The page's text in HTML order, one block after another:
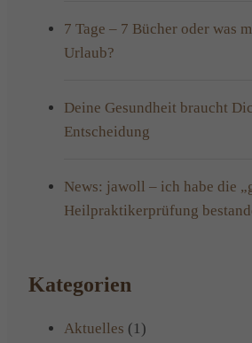
7 Tage – 7 Bücher oder was
Urlaub?
Deine Gesundheit braucht
Entscheidung
News: jawoll – ich habe die
Heilpraktikerprüfung
Kategorien
Aktuelles (1)